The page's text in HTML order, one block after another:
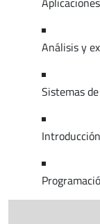
Análisis y
Sistemas